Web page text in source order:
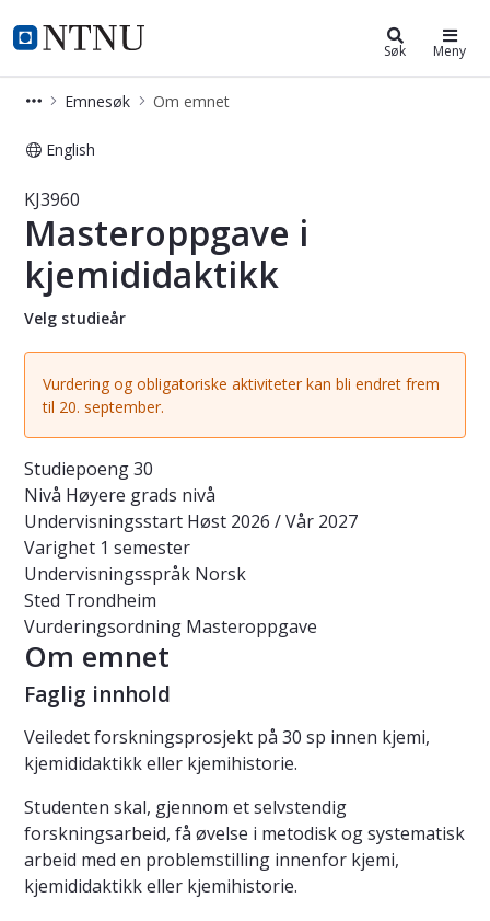
NTNU Hjemmeside
Studier Søk Meny
Emnesøk Om emnet
English
Emne - Masteroppgave i
KJ3960
Masteroppgave i
kjemididaktikk
Velg studieår
Vurdering og obligatoriske aktiviteter kan bli endret frem
til 20. september.
Studiepoeng30
Nivå Høyere grads nivå
Undervisningsstart Høst 2026 / Vår 2027
Varighet 1 semester
Undervisningsspråk Norsk
Sted Trondheim
Vurderingsordning Masteroppgave
Om emnet
Faglig innhold
Veiledet forskningsprosjekt på 30 sp innen kjemi,
kjemididaktikk eller kjemihistorie.
Studenten skal, gjennom et selvstendig
forskningsarbeid, få øvelse i metodisk og systematisk
arbeid med en problemstilling innenfor kjemi,
kjemididaktikk eller kjemihistorie.